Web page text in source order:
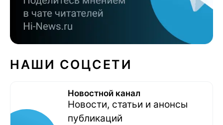
НАШИ СОЦСЕТИ
Новостной канал
Новости, статьи и анонсы
публикаций